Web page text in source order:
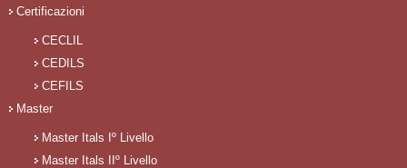
Certificazioni
CECLIL
CEDILS
CEFILS
Master
Master Itals Iº Livello
Master Itals IIº Livello